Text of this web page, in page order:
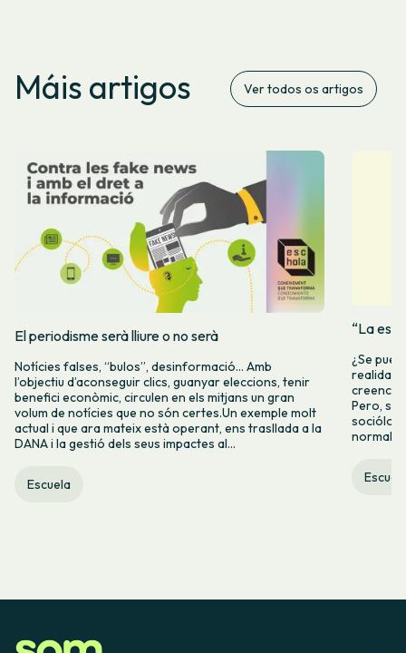
Máis artigos Ver todos os artigos
El periodisme serà lliure o no serà
Notícies falses, “bulos”, desinformació… Amb
l’objectiu d’aconseguir clics, guanyar eleccions, tenir
benefici econòmic, circulen en els mitjans un gran
volum de notícies que no són certes.Un exemple molt
actual i que ara mateix està operant, ens trasllada a la
DANA i la gestió dels seus impactes al...
Escuela
“La
¿Se
realidad
creencia
Pero,